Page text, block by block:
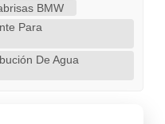
BMW
Para
De Agua